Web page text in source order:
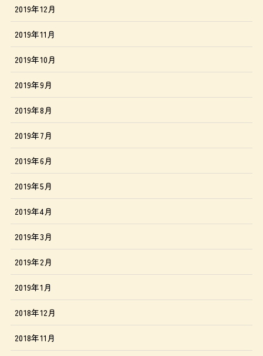
2019年12月
2019年11月
2019年10月
2019年9月
2019年8月
2019年7月
2019年6月
2019年5月
2019年4月
2019年3月
2019年2月
2019年1月
2018年12月
2018年11月